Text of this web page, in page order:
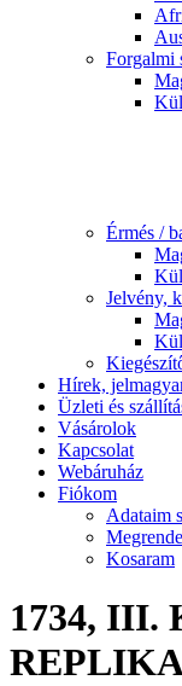
Forgalmi
Érmés /
Jelvény,
Hírek,
Üzleti és
Vásárolok
Kapcsolat
Webáruház
Fiókom
Adataim
Kosaram
1734, III.